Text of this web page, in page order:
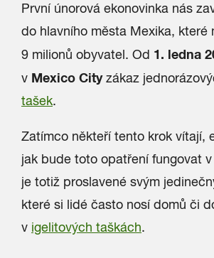
První únorová ekonovinka nás
do hlavního města Mexika, které
9 milionů obyvatel. Od 1. ledna
v Mexico Cityzákaz
tašek.
Zatímco někteří tento krok vítají,
jak bude toto opatření fungovat
je totiž proslavené svým
které si lidé často nosí domů či
v igelitových taškách.